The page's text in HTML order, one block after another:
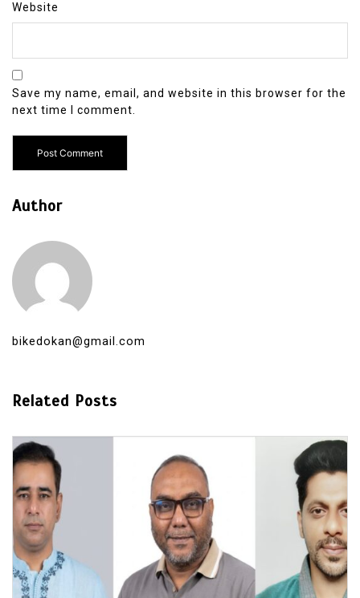
Website
Save my name, email, and website in this browser for the
next time I comment.
Author
bikedokan@gmail.com
Related Posts